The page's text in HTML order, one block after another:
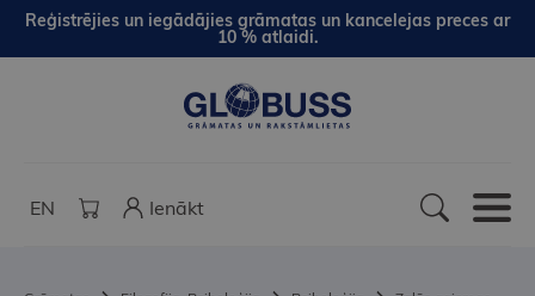
Reģistrējies un iegādājies grāmatas un kancelejas preces ar
10 % atlaidi.
EN Ienākt